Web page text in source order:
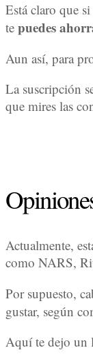
Está claro que
te puedes
Aun así, para
La suscripción
que mires las
Actualmente,
como NARS,
Por supuesto,
gustar, según
Aquí te dejo un